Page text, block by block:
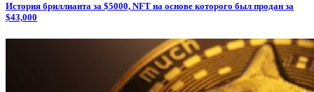
История бриллианта за $5000, NFT на основе которого был продан за
$43,000